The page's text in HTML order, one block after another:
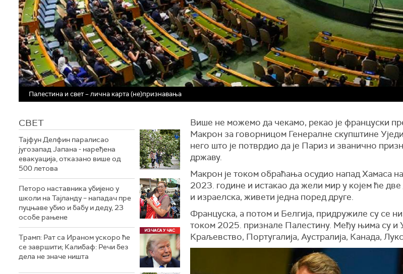
Палестина и свет – лична карта (не)признавања
СВЕТ
Тајфун Делфин паралисао
југозапад Јапана - наређена
евакуација, отказано више од
500 летова
Петоро наставника убијено у
школи на Тајланду – нападач пре
пуцњаве убио и бабу и деду, 23
особе рањене
Трамп: Рат са Ираном ускоро ће
се завршити; Калибаф: Речи без
дела не значе ништа
Више не можемо да чекамо, рекао је француски
Макрон за говорницом Генералне скупштине
него што је потврдио да је Париз и званично
државу.
Макрон је током обраћања осудио напад Хамаса
2023. године и истакао да жели мир у којем ће
и израелска, живети једна поред друге.
Француска, а потом и Белгија, придружиле су се
током 2025. признале Палестину. Међу њима су и
Краљевство, Португалија, Аустралија, Канада,